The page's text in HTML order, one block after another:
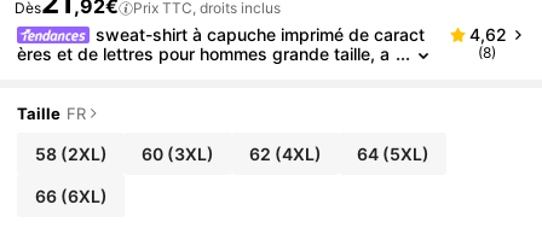
Dès ,92€ Prix TTC, droits inclus
sweat-shirt à capuche imprimé de caract
ères et de lettres pour hommes grande taille, a
4,62
(8)
Taille FR
58(2XL) 60 (3XL) 62 (4XL) 64(5XL)
66(6XL)